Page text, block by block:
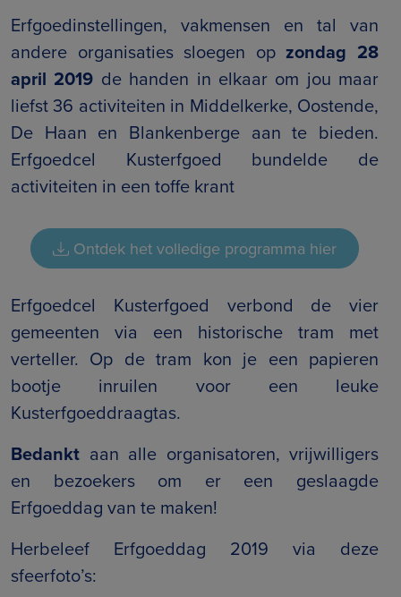
Erfgoedinstellingen, vakmensen en tal van
andere organisaties sloegen op zondag 28
april 2019 de handen in elkaar om jou maar
liefst 36 activiteiten in Middelkerke, Oostende,
De Haan en Blankenberge aan te bieden.
Erfgoedcel Kusterfgoed bundelde de
activiteiten in een toffe krant
Ontdek het volledige programma hier
Erfgoedcel Kusterfgoed verbond de vier
gemeenten via een historische tram met
verteller. Op de tram kon je een papieren
bootje inruilen voor een leuke
Kusterfgoeddraagtas.
Bedankt aan alle organisatoren, vrijwilligers
en bezoekers om er een geslaagde
Erfgoeddag van te maken!
Herbeleef Erfgoeddag 2019 via deze
sfeerfoto’s: